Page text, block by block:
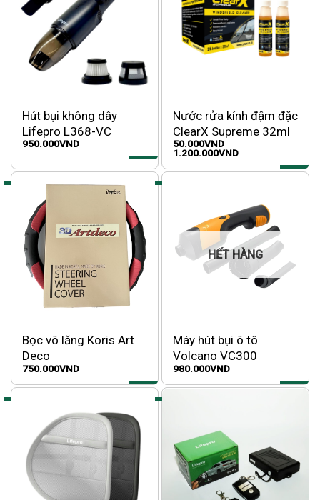
Hút bụi không dây
Lifepro L368-VC
Wireless
950.000VND
Nước rửa kính đậm đặc
ClearX Supreme 32ml
50.000VND –
1.200.000VNDKhoảng
từ
Bọc vô lăng Koris Art
Deco
750.000VND
HẾT HÀNG
Máy hút bụi ô tô
Volcano VC300
980.000VND